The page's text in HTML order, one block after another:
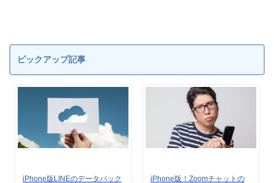
ピックアップ記事
iPhone版LINEのデータバック
iPhone版！Zoomチャットの